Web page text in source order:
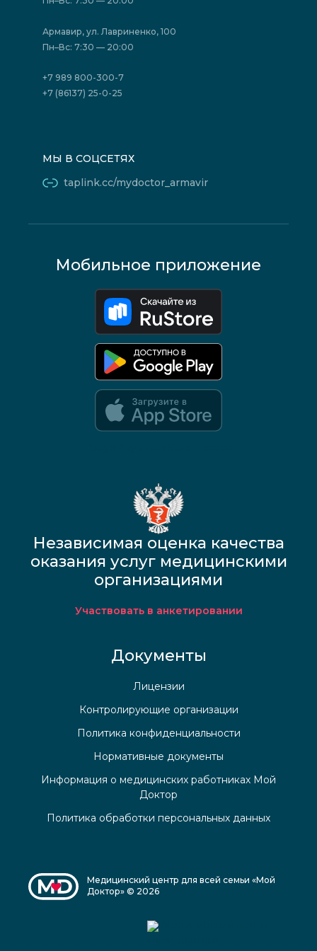
Акции
Государственные программы
Юридическим лицам
Армавир, ул. Лавриненко, 100
Пн–Вс: 7:30 — 20:00
+7 989 800-300-7
+7 (86137) 25-0-25
МЫ В СОЦСЕТЯХ
taplink.cc/mydoctor_armavir
Мобильное приложение
Независимая оценка качества
оказания услуг медицинскими
организациями
Участвовать в анкетировании
Документы
Лицензии
Контролирующие организации
Политика конфиденциальности
Нормативные документы
Информация о медицинских работниках Мой
Доктор
Политика обработки персональных данных
Медицинский центр для всей семьи «Мой
Доктор» © 2026